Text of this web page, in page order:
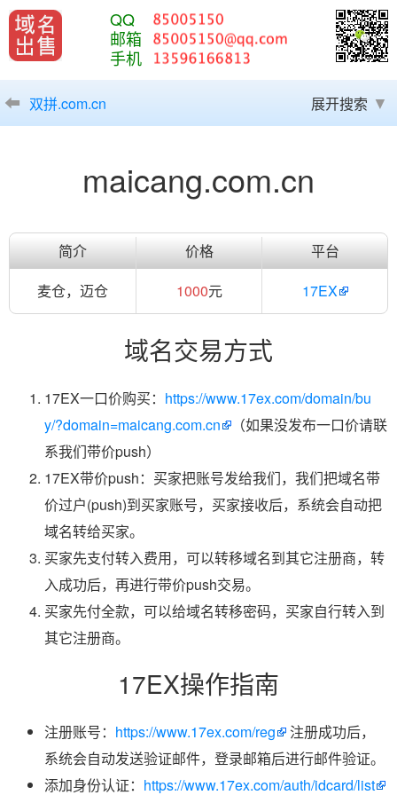
QQ
邮箱
手机
双拼.com.cn 展开搜索
maicang.com.cn
简介 价格
平台
麦仓，迈仓
1000元 17EX
域名交易方式
17EX一口价购买： https://www.17ex.com/domain/bu
y/?domain=maicang.com.cn
（如果没发布一口价请联
系我们带价push）
17EX带价push：买家把账号发给我们，我们把域名带
价过户(push)到买家账号，买家接收后，系统会自动把
域名转给买家。
买家先支付转入费用，可以转移域名到其它注册商，转
入成功后，再进行带价push交易。
买家先付全款，可以给域名转移密码，买家自行转入到
其它注册商。
17EX操作指南
注册账号： https://www.17ex.com/reg
注册成功后，
系统会自动发送验证邮件，登录邮箱后进行邮件验证。
添加身份认证： https://www.17ex.com/auth/idcard/list